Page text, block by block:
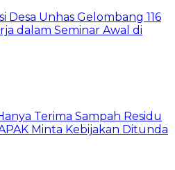
Desa Unhas Gelombang 116
dalam Seminar Awal di
Terima Sampah Residu
Minta Kebijakan Ditunda